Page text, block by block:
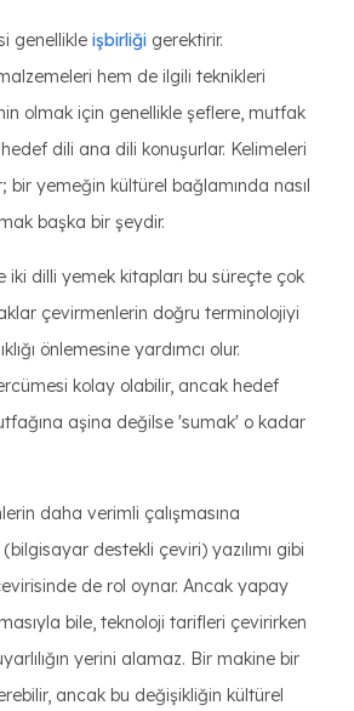
genellikle işbirliği gerektirir.
hem de ilgili teknikleri
olmak için genellikle şeflere, mutfak
dili ana dili konuşurlar. Kelimeleri
bir yemeğin kültürel bağlamında nasıl
başka bir şeydir.
iki dilli yemek kitapları bu süreçte çok
çevirmenlerin doğru terminolojiyi
önlemesine yardımcı olur.
kolay olabilir, ancak hedef
aşina değilse 'sumak' o kadar
daha verimli çalışmasına
destekli çeviri) yazılımı gibi
de rol oynar. Ancak yapay
bile, teknoloji tarifleri çevirirken
yerini alamaz. Bir makine bir
ancak bu değişikliğin kültürel